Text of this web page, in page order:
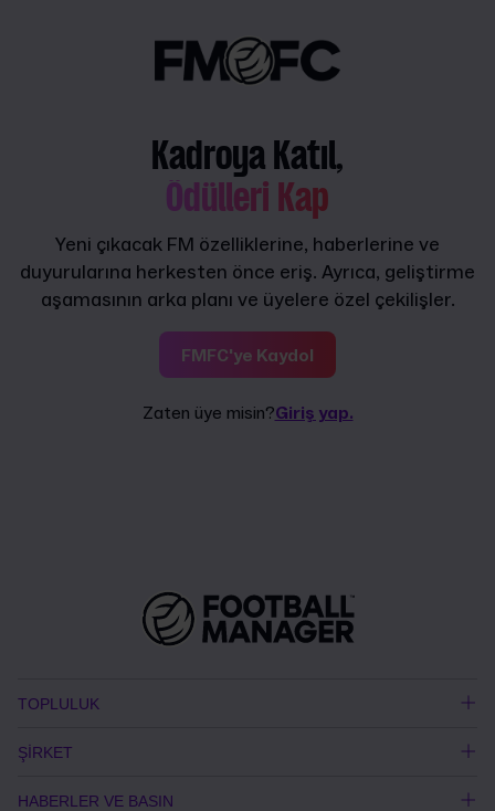
Kadroya Katıl,
Ödülleri Kap
Yeni çıkacak FM özelliklerine, haberlerine ve
duyurularına herkesten önce eriş. Ayrıca, geliştirme
aşamasının arka planı ve üyelere özel çekilişler.
FMFC'ye Kaydol
Zaten üye misin?Giriş yap.
TOPLULUK
ŞİRKET
HABERLER VE BASIN